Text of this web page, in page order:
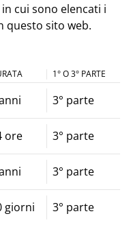
cui sono elencati i
questo sito web.
1° O 3° PARTE
3° parte
ore 3° parte
3° parte
giorni 3° parte